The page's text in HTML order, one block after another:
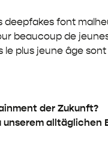
deepfakes font
beaucoup de
le plus jeune âge
der Zukunft?
unserem